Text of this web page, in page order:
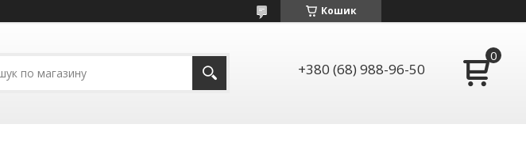
Кошик
+380 (68) 988-96-50